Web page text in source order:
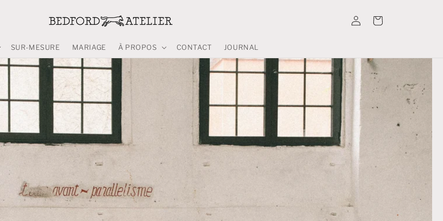
SUR-MESURE MARIAGE À PROPOS CONTACT JOURNAL
ConnexionPanier